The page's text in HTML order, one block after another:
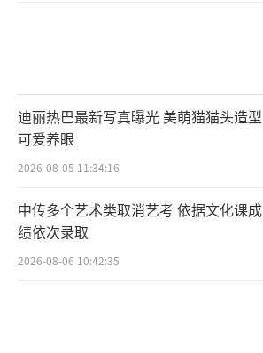
迪丽热巴最新写真曝光 美萌猫猫头造型
可爱养眼
2026-08-05 11:34:16
中传多个艺术类取消艺考 依据文化课成
绩依次录取
2026-08-06 10:42:35